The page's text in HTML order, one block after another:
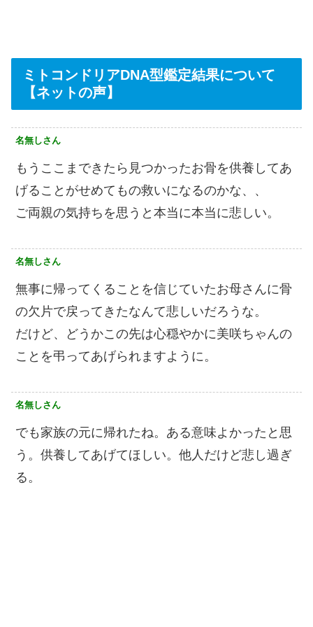
ミトコンドリアDNA型鑑定結果について
【ネットの声】
名無しさん
もうここまできたら見つかったお骨を供養してあ
げることがせめてもの救いになるのかな、、
ご両親の気持ちを思うと本当に本当に悲しい。
名無しさん
無事に帰ってくることを信じていたお母さんに骨
の欠片で戻ってきたなんて悲しいだろうな。
だけど、どうかこの先は心穏やかに美咲ちゃんの
ことを弔ってあげられますように。
名無しさん
でも家族の元に帰れたね。ある意味よかったと思
う。供養してあげてほしい。他人だけど悲し過ぎ
る。